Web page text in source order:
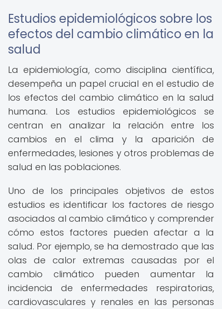
Estudios epidemiológicos sobre los
efectos del cambio climático en la
salud
La epidemiología, como disciplina científica,
desempeña un papel crucial en el estudio de
los efectos del cambio climático en la salud
humana. Los estudios epidemiológicos se
centran en analizar la relación entre los
cambios en el clima y la aparición de
enfermedades, lesiones y otros problemas de
salud en las poblaciones.
Uno de los principales objetivos de estos
estudios es identificar los factores de riesgo
asociados al cambio climático y comprender
cómo estos factores pueden afectar a la
salud. Por ejemplo, se ha demostrado que las
olas de calor extremas causadas por el
cambio climático pueden aumentar la
incidencia de enfermedades respiratorias,
cardiovasculares y renales en las personas